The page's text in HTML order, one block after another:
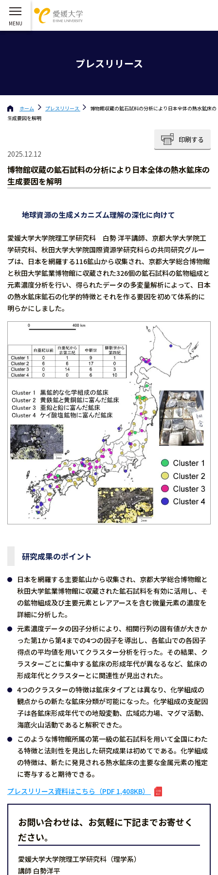
プレスリリース
ホーム プレスリリース
博物館収蔵の鉱石試料の分析により日本全体の熱水鉱床の
生成要因を解明
印刷する
2025.12.12
博物館収蔵の鉱石試料の分析により日本全体の熱水鉱床の
生成要因を解明
地球資源の生成メカニズム理解の深化に向けて
愛媛大学大学院理工学研究科 白勢 洋平講師、京都大学大学院工
学研究科、秋田大学大学院国際資源学研究科らの共同研究グルー
プは、日本を網羅する116鉱山から収集され、京都大学総合博物館
と秋田大学鉱業博物館に収蔵された326個の鉱石試料の鉱物組成と
元素濃度分析を行い、得られたデータの多変量解析によって、日本
の熱水鉱床鉱石の化学的特徴とそれを作る要因を初めて体系的に
明らかにしました。
研究成果のポイント
日本を網羅する主要鉱山から収集され、京都大学総合博物館と
秋田大学鉱業博物館に収蔵された鉱石試料を有効に活用し、そ
の鉱物組成及び主要元素とレアアースを含む微量元素の濃度を
詳細に分析した。
元素濃度データの因子分析により、相関行列の固有値が大きか
った第1から第4までの4つの因子を導出し、各鉱山での各因子
得点の平均値を用いてクラスター分析を行った。その結果、ク
ラスターごとに集中する鉱床の形成年代が異なるなど、鉱床の
形成年代とクラスターとに関連性が見出された。
4つのクラスターの特徴は鉱床タイプとは異なり、化学組成の
観点からの新たな鉱床分類が可能になった。化学組成の支配因
子は各鉱床形成年代での地殻変動、広域応力場、マグマ活動、
海底火山活動であると解釈できた。
このような博物館所属の第一級の鉱石試料を用いて全国にわた
る特徴と法則性を見出した研究成果は初めてである。化学組成
の特徴は、新たに発見される熱水鉱床の主要な金属元素の推定
に寄与すると期待できる。
プレスリリース資料はこちら（PDF 1,408KB）
お問い合わせは、お気軽に下記までお寄せく
ださい。
愛媛大学大学院理工学研究科（理学系）
講師 白勢洋平